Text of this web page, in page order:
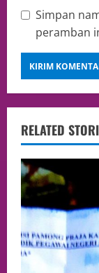
Simpan
peramban
RELATED